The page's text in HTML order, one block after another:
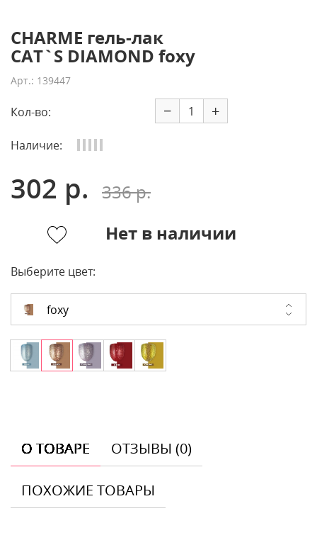
CHARME гель-лак
CAT`S DIAMOND foxy
Арт.: 139447
Кол-во: − +
Наличие:
302 р.
336 р.
Нет в наличии
Выберите цвет:
foxy
О ТОВАРЕ ОТЗЫВЫ (0)
ПОХОЖИЕ ТОВАРЫ